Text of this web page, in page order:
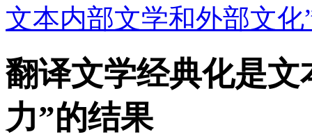
文本内部文学和外部文化
翻译文学经典化是
力”的结果